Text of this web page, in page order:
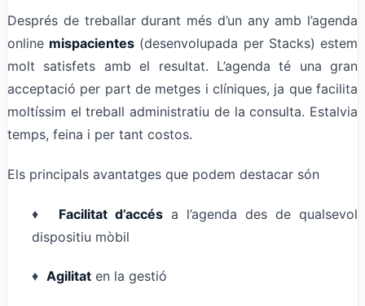
Després de treballar durant més d’un any amb l’agenda
online mispacientes (desenvolupada per Stacks) estem
molt satisfets amb el resultat. L’agenda té una gran
acceptació per part de metges i clíniques, ja que facilita
moltíssim el treball administratiu de la consulta. Estalvia
temps, feina i per tant costos.
Els principals avantatges que podem destacar són
♦ Facilitat d’accés a l’agenda des de qualsevol
dispositiu mòbil
♦ Agilitat en la gestió